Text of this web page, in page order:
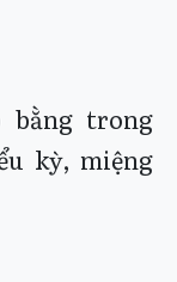
trong
kỳ, miệng